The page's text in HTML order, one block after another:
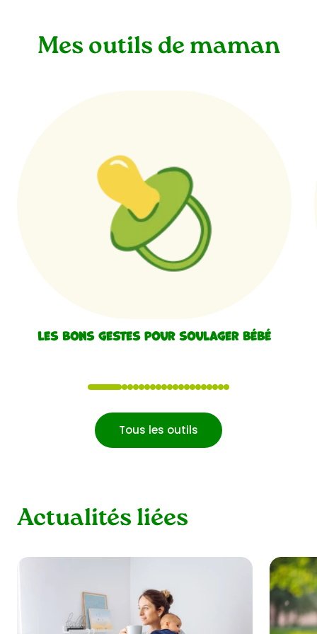
Mes outils de maman
Les bons gestes pour soulager bébé
1 234567891011121314151617181920
Tous les outils
Actualités liées